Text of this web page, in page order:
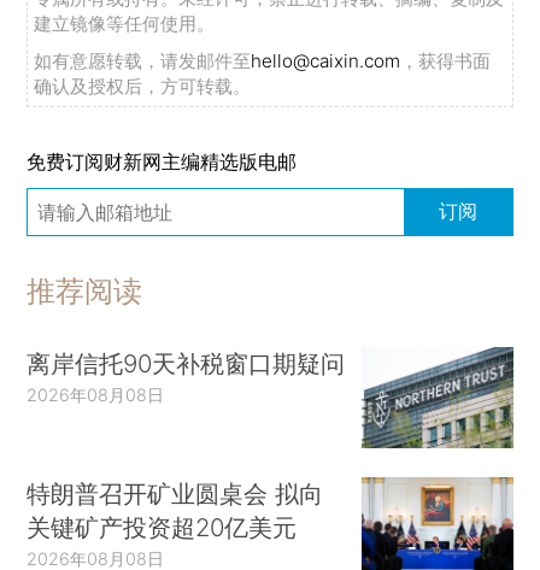
建立镜像等任何使用。
如有意愿转载，请发邮件至hello@caixin.com ，获得书面
确认及授权后，方可转载。
免费订阅财新网主编精选版电邮
订阅
推荐阅读
离岸信托90天补税窗口期疑问
2026年08月08日
特朗普召开矿业圆桌会 拟向
关键矿产投资超20亿美元
2026年08月08日